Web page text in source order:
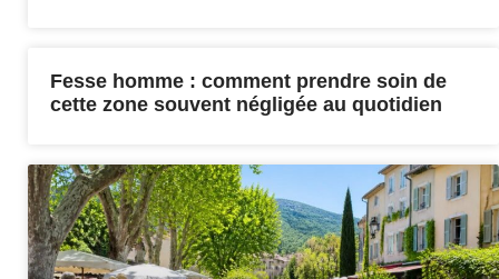
Fesse homme : comment prendre soin de
cette zone souvent négligée au quotidien